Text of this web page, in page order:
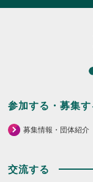
参加する・募集す
募集情報・団体紹介
交流する